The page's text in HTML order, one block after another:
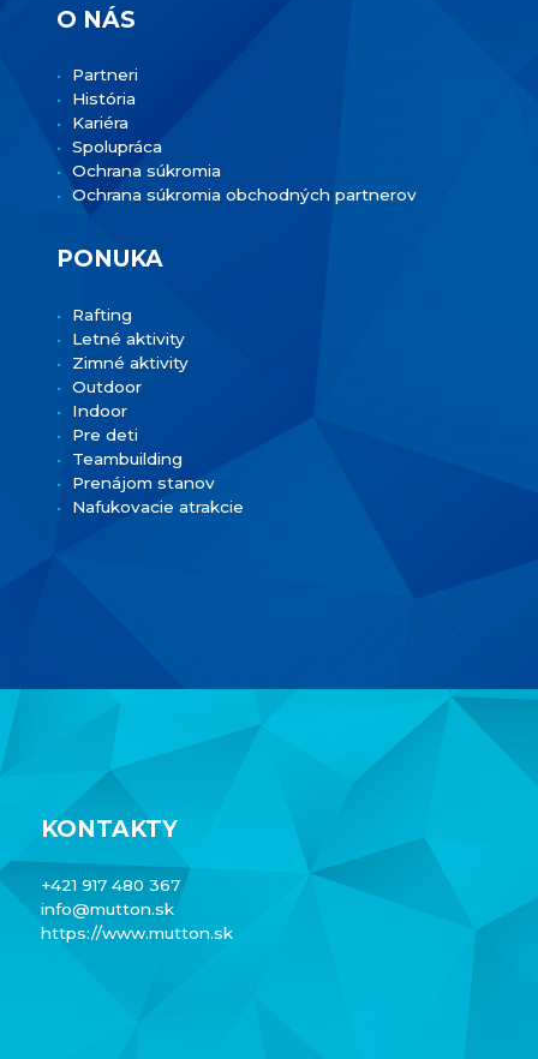
KONTAKTY
+421 917 480 367
info@mutton.sk
https://www.mutton.sk
O NÁS
Partneri
História
Kariéra
Spolupráca
Ochrana súkromia
Ochrana súkromia obchodných partnerov
PONUKA
Rafting
Letné aktivity
Zimné aktivity
Outdoor
Indoor
Pre deti
Teambuilding
Prenájom stanov
Nafukovacie atrakcie